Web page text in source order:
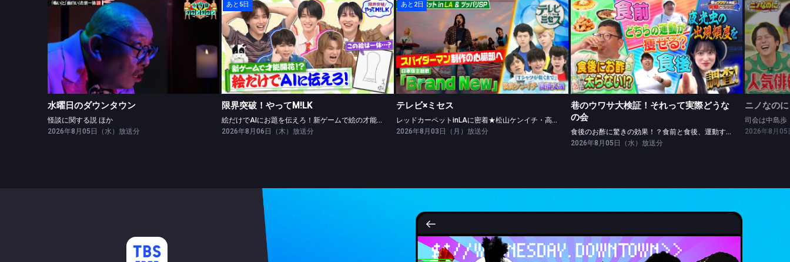
水曜日のダウンタウン
怪談に関する説 ほか
水曜日のダウンタウン
怪談に関する説 ほか
2026年8月05日（水）放送分
あと5日
限界突破！やってM!LK
絵だけでAIにお題を伝えろ！新ゲームで絵の才能開花！？
限界突破！やってM!LK
絵だけでAIにお題を伝えろ！新ゲームで絵の才能開花！？
2026年8月06日（木）放送分
あと2日
テレビ×ミセス
レッドカーペットinLAに密着★松山ケンイチ・高橋文哉ツッパリ勝負！
テレビ×ミセス
レッドカーペットinLAに密着★松山ケンイチ・高橋文哉ツッパリ勝負！
2026年8月03日（月）放送分
巷のウワサ大検証！それって実際どうなの会
食後のお酢に驚きの効果！？食前と食後、運動するなら？
巷のウワサ大検証！それって実際どうな
の会
食後のお酢に驚きの効果！？食前と食後、運動するなら？
2026年8月05日（水）放送分
司会は中
ニノなのに
司会は中島歩
2026年8月05